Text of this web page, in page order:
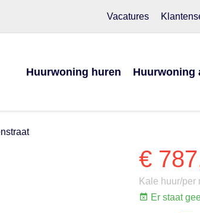
Vacatures
Huurwoning huren Huurwoning
€
Kale huur/per
Er staat